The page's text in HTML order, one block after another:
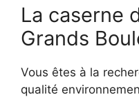
La caserne
Grands
Vous êtes à la
qualité